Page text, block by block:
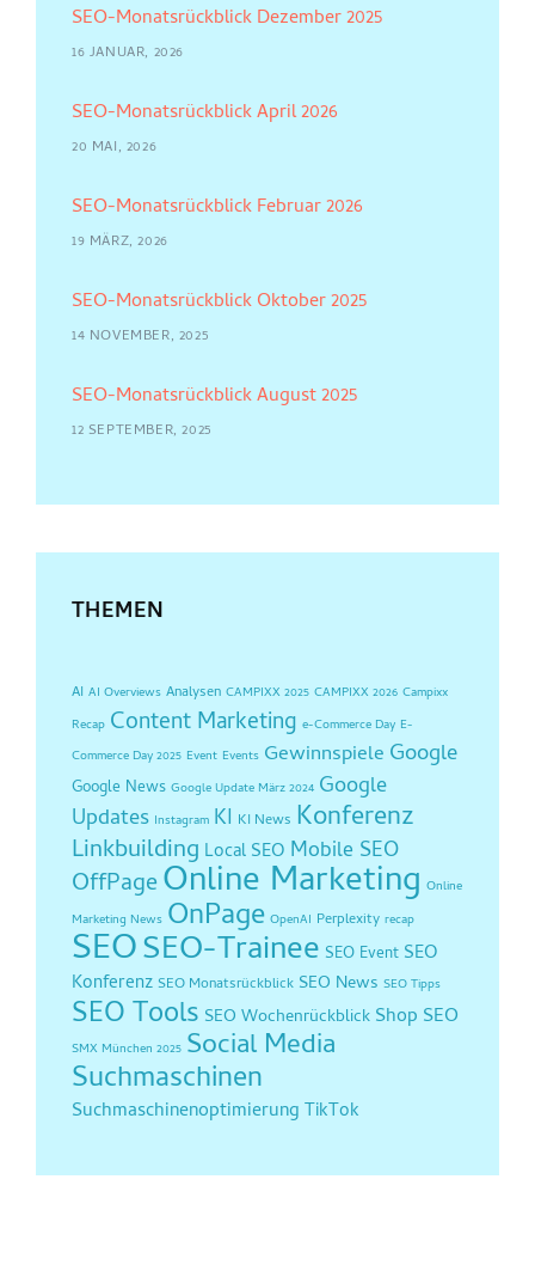
SEO-Monatsrückblick Dezember 2025
16 JANUAR, 2026
SEO-Monatsrückblick April 2026
20 MAI, 2026
SEO-Monatsrückblick Februar 2026
19 MÄRZ, 2026
SEO-Monatsrückblick Oktober 2025
14 NOVEMBER, 2025
SEO-Monatsrückblick August 2025
12 SEPTEMBER, 2025
THEMEN
AI AI Overviews Analysen CAMPIXX 2025 CAMPIXX 2026 Campixx
Recap Content Marketing e-Commerce Day E-
Commerce Day 2025 Event Events Gewinnspiele Google
Google News Google Update März 2024 Google
Updates Instagram KI KI News Konferenz
Linkbuilding Local SEO Mobile SEO
OffPageOnline Marketing Online
Marketing News OnPage OpenAI Perplexity recap
SEOSEO-Trainee SEO Event SEO
Konferenz SEO Monatsrückblick SEO News SEO Tipps
SEO Tools SEO Wochenrückblick Shop SEO
SMX München 2025 Social Media
Suchmaschinen
Suchmaschinenoptimierung TikTok